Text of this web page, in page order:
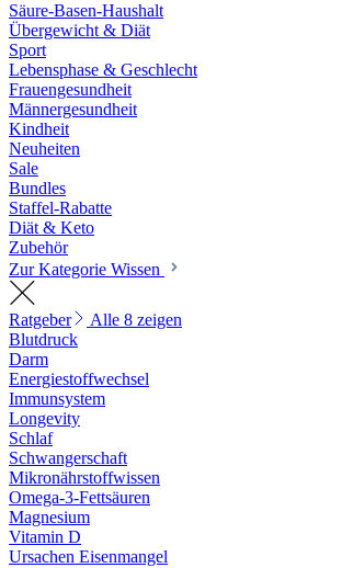
Säure-Basen-Haushalt
Übergewicht & Diät
Sport
Lebensphase & Geschlecht
Frauengesundheit
Männergesundheit
Kindheit
Neuheiten
Sale
Bundles
Staffel-Rabatte
Diät & Keto
Zubehör
Zur Kategorie Wissen
Ratgeber
Alle 8 zeigen
Blutdruck
Darm
Energiestoffwechsel
Immunsystem
Longevity
Schlaf
Schwangerschaft
Mikronährstoffwissen
Omega-3-Fettsäuren
Magnesium
Vitamin D
Ursachen Eisenmangel